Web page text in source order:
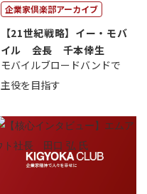
企業家倶楽部アーカイブ
【21世紀戦略】イー・モバ
イル 会長 千本倖生
モバイルブロードバンドで
主役を目指す